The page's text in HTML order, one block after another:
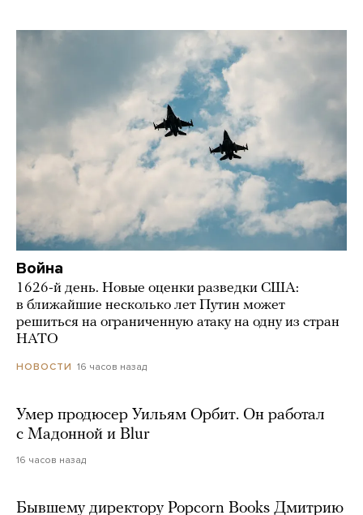
Война
1626-й день. Новые оценки разведки США:
в ближайшие несколько лет Путин может
решиться на ограниченную атаку на одну из стран
НАТО
НОВОСТИ 16 часов назад
Умер продюсер Уильям Орбит. Он работал
с Мадонной и Blur
16 часов назад
Бывшему директору Popcorn Books Дмитрию